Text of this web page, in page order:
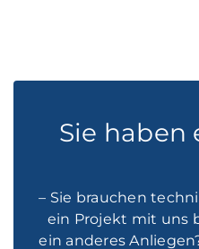
Sie haben
– Sie brauchen
ein Projekt mit uns
ein anderes